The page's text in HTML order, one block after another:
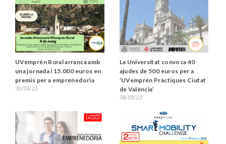
UVemprén Rural arranca amb
una jornada i 15.000 euros en
premis per a emprenedoria
30/03/23
La Universitat convoca 40
ajudes de 500 euros per a
‘UVemprén Pràctiques Ciutat
de València’
08/03/23